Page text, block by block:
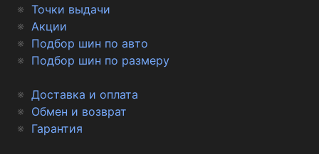
Точки выдачи
Акции
Подбор шин по авто
Подбор шин по размеру
Доставка и оплата
Обмен и возврат
Гарантия